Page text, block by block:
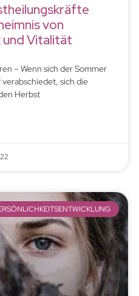
von
und Vitalität
– Wenn sich der Sommer
sich die
Herbst